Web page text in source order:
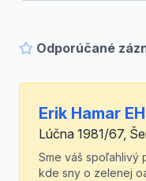
Odporúčané
Erik Hamar
Lúčna 1981/67,
Sme váš spoľahlivý
kde sny o zelenej